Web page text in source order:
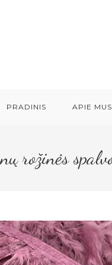
PRADINIS APIE MUS
rožinės